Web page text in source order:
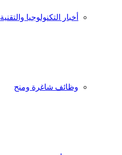
أخبار التكنولوجيا والتقنية
وظائف شاغرة ومنح